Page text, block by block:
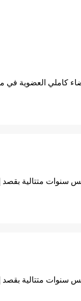
متتالية بقصد
متتالية بقصد